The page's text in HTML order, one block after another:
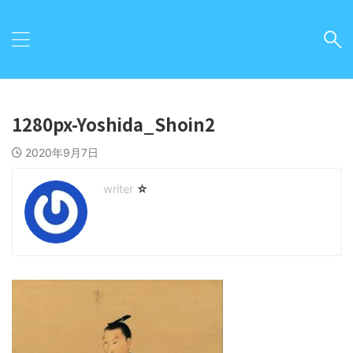
1280px-Yoshida_Shoin2
2020年9月7日
☆